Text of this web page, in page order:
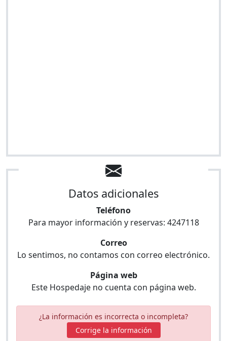
Datos adicionales
Teléfono
Para mayor información y reservas: 4247118
Correo
Lo sentimos, no contamos con correo electrónico.
Página web
Este Hospedaje no cuenta con página web.
¿La información es incorrecta o incompleta?
Corrige la información